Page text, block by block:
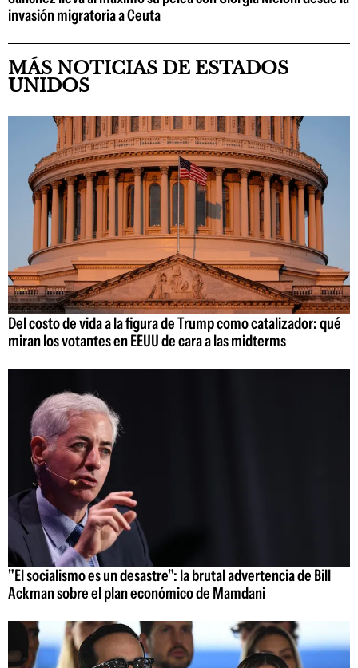
invasión migratoria a Ceuta
MÁS NOTICIAS DE ESTADOS
UNIDOS
Del costo de vida a la figura de Trump como catalizador: qué
miran los votantes en EEUU de cara a las midterms
"El socialismo es un desastre": la brutal advertencia de Bill
Ackman sobre el plan económico de Mamdani